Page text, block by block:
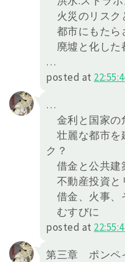
火災のリスク
都市にもたら
廃墟と化した
…
posted at
…
金利と国家の
壮麗な都市を
ク？
借金と公共建
不動産投資と
借金、火事、
むすびに
posted at
第三章 ポンペ